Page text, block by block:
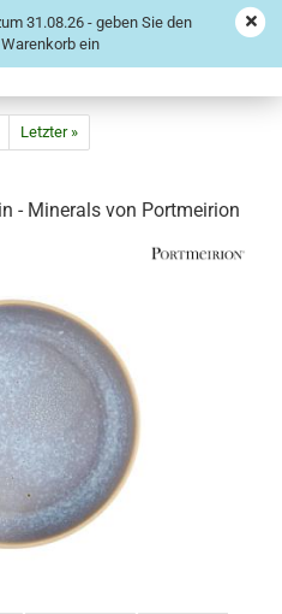
31.08.26 - geben Sie den
ein
Letzter »
- Minerals von Portmeirion